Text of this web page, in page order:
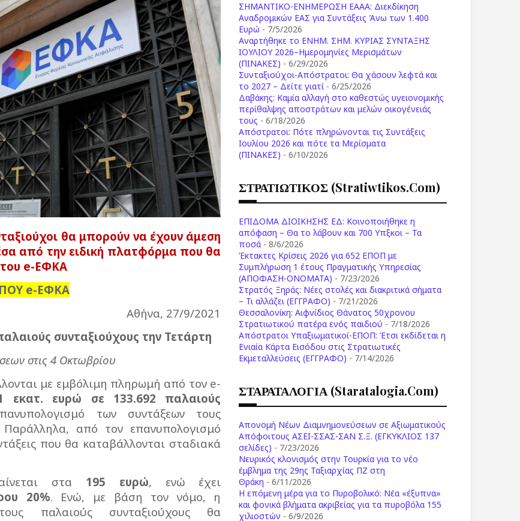
θα μπορούν να έχουν άμεση
από την ειδική πλατφόρμα που θα
του e-ΕΦΚΑ
e-ΕΦΚΑ
Αθήνα, 27/9/2021
συνταξιούχους την Τετάρτη
στις 4 Οκτωβρίου
με εμβόλιμη πληρωμή από τον e-
εκατ. ευρώ σε 133.692 παλαιούς
των συντάξεων τους
από τον επανυπολογισμό
που θα καταβάλλονται σταδιακά
στα 195 ευρώ, ενώ έχει
20%. Ενώ, με βάση τον νόμο, η
παλαιούς συνταξιούχους θα
ΣΗΜΑΝΤΙΚΟ-ΕΝΗΜΕΡΩΣΗ ΕΑΑΑ: Διεκδίκηση
Αναδρομικών ΕΑΣ για Συντάξεις Άνω των 1.400
Ευρώ - 7/5/2026
Aναρτήθηκε το ENHM. ΣΗΜ. ΚΥΡΙΑΣ ΣΥΝΤΑΞΗΣ
ΙΟΥΛΙΟΥ 2026–Ημερομηνίες Μερισμάτων
(ΠΙΝΑΚΕΣ) - 6/29/2026
Συνταξιούχοι-Απόστρατοι: Θα χάσουν λεφτά και
το 2027 – Δείτε γιατί - 6/25/2026
Δαβάκης: Καμία αλλαγή στο καθεστώς υγειονομικής
περίθαλψης αποστράτων και μελών οικογένειάς
τους - 6/18/2026
Aπόστρατοι: Πότε πληρώνονται τις Συντάξεις
Ιουλίου 2026 και πότε τα Μερίσματα
(ΠΙΝΑΚΕΣ) - 6/10/2026
ΣΤΡΑΤΙΩΤΙΚΟΣ (stratiwtikos.com)
ΕΠΙΔΟΜΑ ΔΙΟΙΚΗΣΗΣ ΕΔ: Κοινοποιήθηκε η
απόφαση – Θα το λάβουν και 700 Υπξκοι – Τα
ποσά - 8/6/2026
Έκτακτες Κρίσεις 2026 για 652 ΕΠΟΠ με
Συμπλήρωση 1 έτους Πραγματικής Υπηρεσίας
(ΑΠΟΦΑΣΗ-ONOMATA) - 7/23/2026
Στρατός Ξηράς: Νέες στολές και διακριτικά σήματα
– Τι αλλάζει (ΕΓΓΡΑΦΟ) - 7/21/2026
Θεσσαλονίκη: Αιφνίδιος Θάνατος 50χρονου
Στρατιωτικού πατέρα ενός παιδιού - 7/18/2026
Απόστρατοι Υπαξιωματικοί-ΕΠΟΠ: Έτσι εκδίδεται η
Ενιαία Κάρτα Εισόδου στις Στρατιωτικές
Εκμεταλλεύσεις (ΕΓΓΡΑΦΟ) - 7/14/2026
ΣΤΑΡΑΤΑΛΟΓΙΑ (staratalogia.com)
Απονομή Νέων Διαμνημονεύσεων σε Αξιωματικούς
Απόφοιτους ΑΣΕΙ-ΣΣΑΣ-ΣΑΝ Σ.Ξ. (ΕΓΚΥΚΛΙΟΣ 137
σελίδες) - 7/23/2026
Νευρικός κλονισμός στην Τουρκία για το νέο
έμβλημα της 29ης Ταξιαρχίας ΠΖ στη
Θράκη - 6/11/2026
Η επόμενη μέρα για το Πυροβολικό: Νέα «έξυπνα»
και φονικά βλήματα ακριβείας για τα πυροβόλα 155
χιλιοστών - 6/9/2026